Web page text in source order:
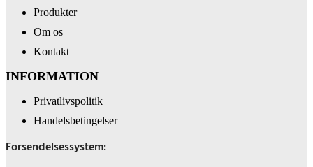
Produkter
Om os
Kontakt
INFORMATION
Privatlivspolitik
Handelsbetingelser
Forsendelsessystem: